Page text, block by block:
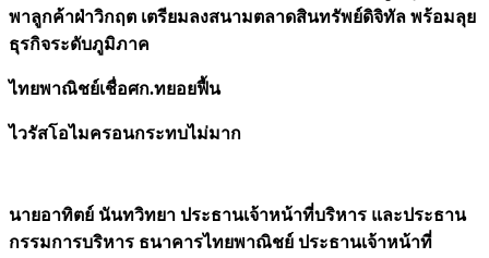
พาลูกค้าฝ่าวิกฤต เตรียมลงสนามตลาดสินทรัพย์ดิจิทัล พร้อมลุย
ธุรกิจระดับภูมิภาค
ไทยพาณิชย์เชื่อศก.ทยอยฟื้น
ไวรัสโอไมครอนกระทบไม่มาก
นายอาทิตย์ นันทวิทยา ประธานเจ้าหน้าที่บริหาร และประธาน
กรรมการบริหาร ธนาคารไทยพาณิชย์ ประธานเจ้าหน้าที่